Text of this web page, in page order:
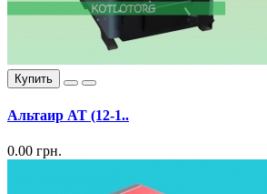
Купить
Альтаир АТ (12-1..
0.00 грн.